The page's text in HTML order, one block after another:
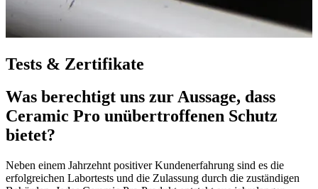
Tests & Zertifikate
Was berechtigt uns zur Aussage, dass
Ceramic Pro unübertroffenen Schutz
bietet?
Neben einem Jahrzehnt positiver Kundenerfahrung sind es die
erfolgreichen Labortests und die Zulassung durch die zuständigen